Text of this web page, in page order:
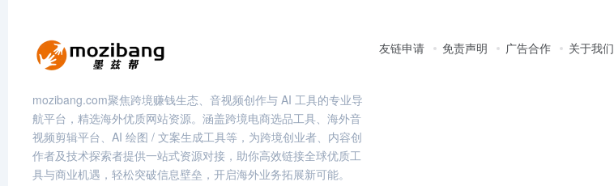
mozibang.com聚焦跨境赚钱生态、音视频创作与 AI 工具的专业导
航平台，精选海外优质网站资源。涵盖跨境电商选品工具、海外音
视频剪辑平台、AI 绘图 / 文案生成工具等，为跨境创业者、内容创
作者及技术探索者提供一站式资源对接，助你高效链接全球优质工
具与商业机遇，轻松突破信息壁垒，开启海外业务拓展新可能。
友链申请 免责声明 广告合作 关于我们